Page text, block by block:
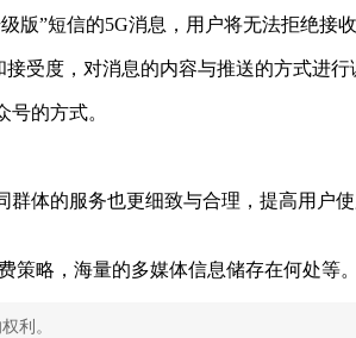
”短信的5G消息，用户将无法拒绝接收
受度，对消息的内容与推送的方式进行
的方式。
体的服务也更细致与合理，提高用户
略，海量的多媒体信息储存在何处等。
利。